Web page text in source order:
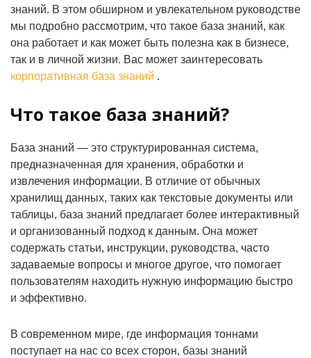
знаний. В этом обширном и увлекательном руководстве
мы подробно рассмотрим, что такое база знаний, как
она работает и как может быть полезна как в бизнесе,
так и в личной жизни. Вас может заинтересовать
корпоративная база знаний .
Что такое база знаний?
База знаний — это структурированная система,
предназначенная для хранения, обработки и
извлечения информации. В отличие от обычных
хранилищ данных, таких как текстовые документы или
таблицы, база знаний предлагает более интерактивный
и организованный подход к данным. Она может
содержать статьи, инструкции, руководства, часто
задаваемые вопросы и многое другое, что помогает
пользователям находить нужную информацию быстро
и эффективно.
В современном мире, где информация тоннами
поступает на нас со всех сторон, базы знаний